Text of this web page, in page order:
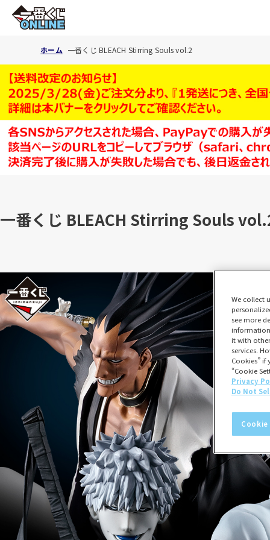
ホーム 一番くじ BLEACH Stirring Souls vol.2
一番くじ BLEACH Stirring Souls
We collect
see more
it with
services.
Cookies”
“Cookie
Privacy
Do Not